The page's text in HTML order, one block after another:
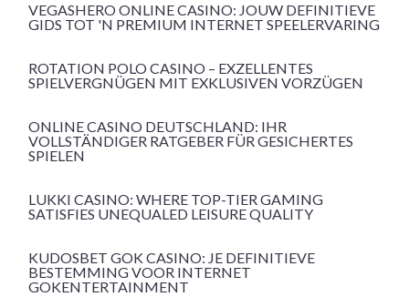
VEGASHERO ONLINE CASINO: JOUW DEFINITIEVE
GIDS TOT 'N PREMIUM INTERNET SPEELERVARING
ROTATION POLO CASINO – EXZELLENTES
SPIELVERGNÜGEN MIT EXKLUSIVEN VORZÜGEN
ONLINE CASINO DEUTSCHLAND: IHR
VOLLSTÄNDIGER RATGEBER FÜR GESICHERTES
SPIELEN
LUKKI CASINO: WHERE TOP-TIER GAMING
SATISFIES UNEQUALED LEISURE QUALITY
KUDOSBET GOK CASINO: JE DEFINITIEVE
BESTEMMING VOOR INTERNET
GOKENTERTAINMENT